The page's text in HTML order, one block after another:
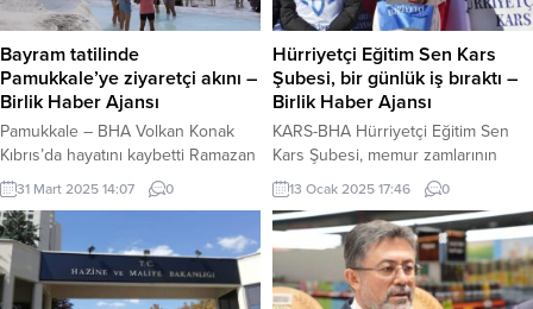
Bayram tatilinde
Pamukkale’ye ziyaretçi akını –
Birlik Haber Ajansı
Pamukkale – BHA Volkan Konak
Kıbrıs’da hayatını kaybetti Ramazan
Bayramı ve ara tatil döneminde
Denizli’nin dünyaca ünlü turizm
merkezi Pamukkale, yerli ve
yabancı turistlerin ilgi odağı oldu.
UNESCO Dünya Mirası Listesi’nde
yer alan Pamukkale, beyaz
31 Mart 2025 14:07 0
Hürriyetçi Eğitim Sen Kars
Şubesi, bir günlük iş bıraktı –
Birlik Haber Ajansı
KARS-BHA Hürriyetçi Eğitim Sen
Kars Şubesi, memur zamlarının
yetersiz olduğu gerekçesiyle 1 gün
iş bıraktı. Kars Milli Eğitim
Müdürlüğü önünde bir araya gelen
Hürriyetçi Eğitim Sen Kars Şubesi
sendikasına bağlı öğretmenler,
davul zurna eşliğinde halay çekti.
13 Ocak 2025 17:46 0